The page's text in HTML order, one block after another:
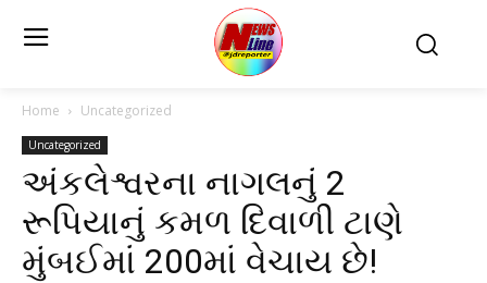
Home Uncategorized
Uncategorized
અંકલેશ્વરના નાગલનું 2
રૂપિયાનું કમળ દિવાળી ટાણે
મુંબઈમાં 200માં વેચાય છે!